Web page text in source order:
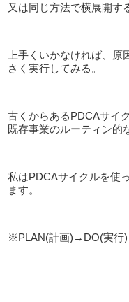
又は同じ方法で横展開す
上手くいかなければ、
さく実行してみる。
古くからあるPDCAサイ
既存事業のルーティン的
私はPDCAサイクルを使
ます。
※PLAN(計画)→DO(実行